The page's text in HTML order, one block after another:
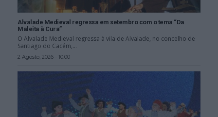
Alvalade Medieval regressa em setembro com o tema “Da
Maleita à Cura”
O Alvalade Medieval regressa à vila de Alvalade, no concelho de
Santiago do Cacém,...
2 Agosto, 2026 - 10:00